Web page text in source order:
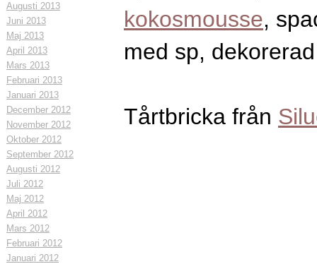
Augusti 2013
Juni 2013
Maj 2013
April 2013
Mars 2013
Februari 2013
Januari 2013
December 2012
November 2012
Oktober 2012
September 2012
Augusti 2012
Juli 2012
Maj 2012
April 2012
Mars 2012
Februari 2012
Januari 2012
kokosmousse,
med sp,
Tårtbricka från